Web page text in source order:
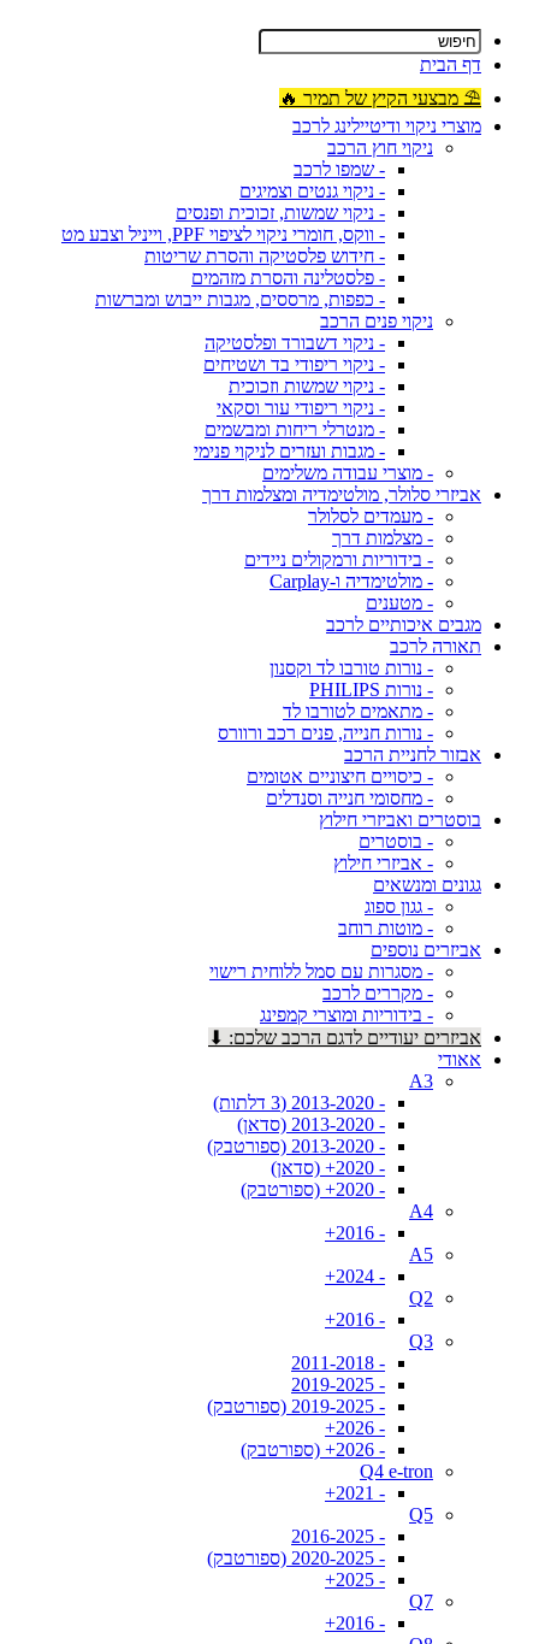
דף הבית
⛱ מבצעי הקיץ של תמיר 🔥
מוצרי ניקוי ודיטיילינג לרכב
ניקוי חוץ הרכב
- שמפו לרכב
- ניקוי גנטים וצמיגים
- ניקוי שמשות, זכוכית ופנסים
- ווקס, חומרי ניקוי לציפוי PPF, וייניל וצבע מט
- חידוש פלסטיקה והסרת שריטות
- פלסטלינה והסרת מזהמים
- כפפות, מרססים, מגבות ייבוש ומברשות
ניקוי פנים הרכב
- ניקוי דשבורד ופלסטיקה
- ניקוי ריפודי בד ושטיחים
- ניקוי שמשות וזכוכית
- ניקוי ריפודי עור וסקאי
- מנטרלי ריחות ומבשמים
- מגבות ועזרים לניקוי פנימי
- מוצרי עבודה משלימים
אביזרי סלולר, מולטימדיה ומצלמות דרך
- מעמדים לסלולר
- מצלמות דרך
- בידוריות ורמקולים ניידים
- מולטימדיה ו-Carplay
- מטענים
מגבים איכותיים לרכב
תאורה לרכב
- נורות טורבו לד וקסנון
- נורות PHILIPS
- מתאמים לטורבו לד
- נורות חנייה, פנים רכב ורוורס
אבזור לחניית הרכב
- כיסויים חיצוניים אטומים
- מחסומי חנייה וסנדלים
בוסטרים ואביזרי חילוץ
- בוסטרים
- אביזרי חילוץ
גגונים ומנשאים
- גגון ספוג
- מוטות רוחב
אביזרים נוספים
- מסגרות עם סמל ללוחית רישוי
- מקררים לרכב
- בידוריות ומוצרי קמפינג
אביזרים יעודיים לדגם הרכב שלכם: ⬇
אאודי
A3
- 2013-2020 (3 דלתות)
- 2013-2020 (סדאן)
- 2013-2020 (ספורטבק)
- 2020+ (סדאן)
- 2020+ (ספורטבק)
A4
- 2016+
A5
- 2024+
Q2
- 2016+
Q3
- 2011-2018
- 2019-2025
- 2019-2025 (ספורטבק)
- 2026+
- 2026+ (ספורטבק)
Q4 e-tron
- 2021+
Q5
- 2016-2025
- 2020-2025 (ספורטבק)
- 2025+
Q7
- 2016+